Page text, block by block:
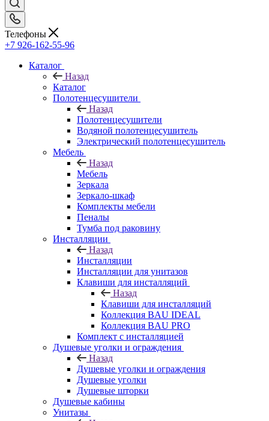
Телефоны
+7 926-162-55-96
Каталог
Назад
Каталог
Полотенцесушители
Назад
Полотенцесушители
Водяной полотенцесушитель
Электрический полотенцесушитель
Мебель
Назад
Мебель
Зеркала
Зеркало-шкаф
Комплекты мебели
Пеналы
Тумба под раковину
Инсталляции
Назад
Инсталляции
Инсталляции для унитазов
Клавиши для инсталляций
Назад
Клавиши для инсталляций
Коллекция BAU IDEAL
Коллекция BAU PRO
Комплект с инсталляцией
Душевые уголки и ограждения
Назад
Душевые уголки и ограждения
Душевые уголки
Душевые шторки
Душевые кабины
Унитазы